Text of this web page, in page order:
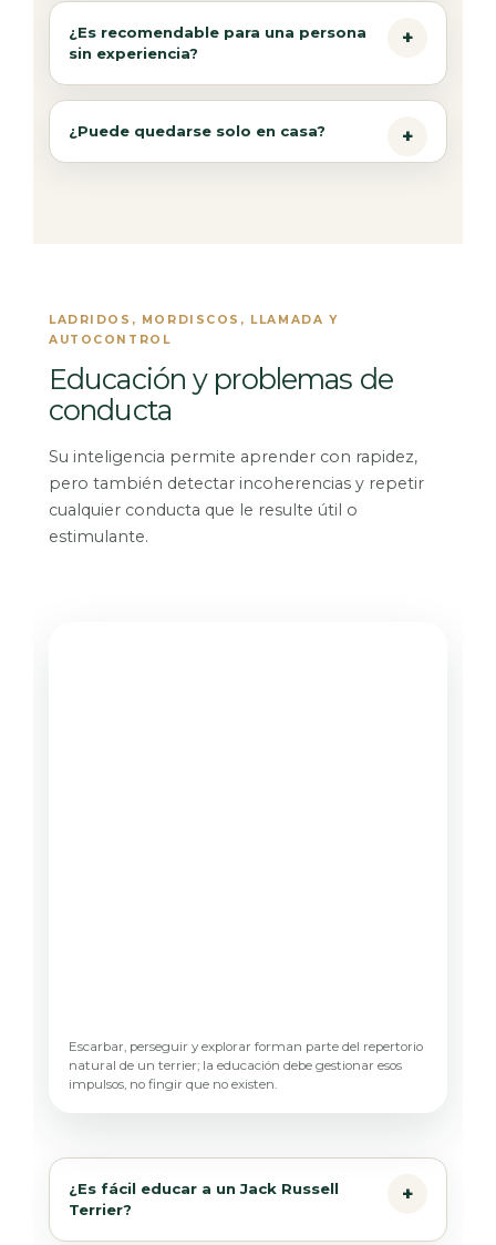
¿Es recomendable para una persona
sin experiencia?
¿Puede quedarse solo en casa?
LADRIDOS, MORDISCOS, LLAMADA Y
AUTOCONTROL
Educación y problemas de
conducta
Su inteligencia permite aprender con rapidez,
pero también detectar incoherencias y repetir
cualquier conducta que le resulte útil o
estimulante.
Escarbar, perseguir y explorar forman parte del repertorio
natural de un terrier; la educación debe gestionar esos
impulsos, no fingir que no existen.
¿Es fácil educar a un Jack Russell
Terrier?